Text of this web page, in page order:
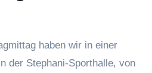
haben wir in einer
der Stephani-Sporthalle, von